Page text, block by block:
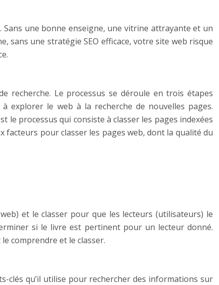
Sans une bonne enseigne, une vitrine attrayante et un
sans une stratégie SEO efficace, votre site web risque
recherche. Le processus se déroule en trois étapes
explorer le web à la recherche de nouvelles pages.
le processus qui consiste à classer les pages indexées
pour classer les pages web, dont la qualité du
et le classer pour que les lecteurs (utilisateurs) le
si le livre est pertinent pour un lecteur donné.
comprendre et le classer.
clés qu’il utilise pour rechercher des informations sur